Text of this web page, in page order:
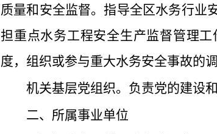
质量和安全监督。指导全区水务行业
担重点水务工程安全生产监督管理
度，组织或参与重大水务安全事故的调
机关基层党组织。负责党的建设和
二、所属事业单位